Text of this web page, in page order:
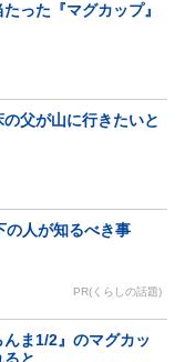
った『マグカップ』
の父が山に行きたいと
の人が知るべき事
PR(くらしの話題)
ま1/2』のマグカッ